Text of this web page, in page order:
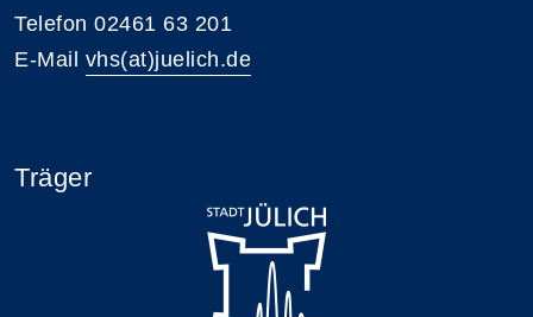
Telefon 02461 63 201
E-Mail vhs(at)juelich.de
Träger